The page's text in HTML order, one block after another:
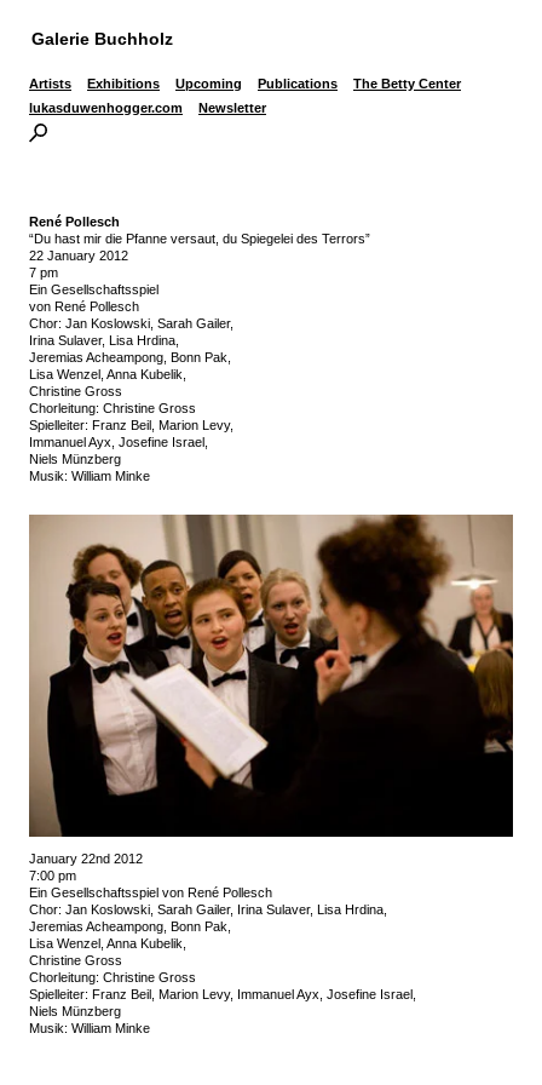
Galerie Buchholz
Artists Exhibitions Upcoming Publications
The Betty Center
lukasduwenhogger.com
Newsletter
René Pollesch
“Du hast mir die Pfanne versaut, du Spiegelei des Terrors”
22 January 2012
7 pm
Ein Gesellschaftsspiel
von René Pollesch
Chor: Jan Koslowski, Sarah Gailer,
Irina Sulaver, Lisa Hrdina,
Jeremias Acheampong, Bonn Pak,
Lisa Wenzel, Anna Kubelik,
Christine Gross
Chorleitung: Christine Gross
Spielleiter: Franz Beil, Marion Levy,
Immanuel Ayx, Josefine Israel,
Niels Münzberg
Musik: William Minke
January 22nd 2012
7:00 pm
Ein Gesellschaftsspiel von René Pollesch
Chor: Jan Koslowski, Sarah Gailer, Irina Sulaver, Lisa Hrdina,
Jeremias Acheampong, Bonn Pak,
Lisa Wenzel, Anna Kubelik,
Christine Gross
Chorleitung: Christine Gross
Spielleiter: Franz Beil, Marion Levy, Immanuel Ayx, Josefine Israel,
Niels Münzberg
Musik: William Minke